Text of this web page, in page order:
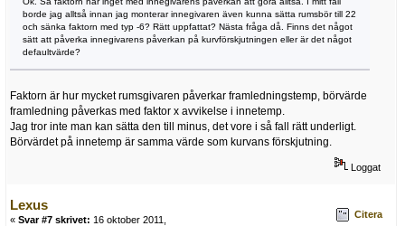
borde jag alltså innan jag monterar innegivaren även kunna sätta rumsbör till 22
och sänka faktorn med typ -6? Rätt uppfattat? Nästa fråga då. Finns det något
sätt att påverka innegivarens påverkan på kurvförskjutningen eller är det något
defaultvärde?
Faktorn är hur mycket rumsgivaren påverkar framledningstemp, börvärde
framledning påverkas med faktor x avvikelse i innetemp.
Jag tror inte man kan sätta den till minus, det vore i så fall rätt underligt.
Börvärdet på innetemp är samma värde som kurvans förskjutning.
Loggat
Lexus
« Svar #7 skrivet: 16 oktober 2011,
Citera